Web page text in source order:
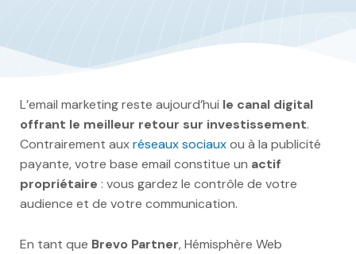
L’email marketing reste aujourd’hui le canal digital
offrant le meilleur retour sur investissement.
Contrairement auxréseaux sociauxou à la publicité
payante, votre base email constitue un actif
propriétaire : vous gardez le contrôle de votre
audience et de votre communication.
En tant que Brevo Partner, Hémisphère Web